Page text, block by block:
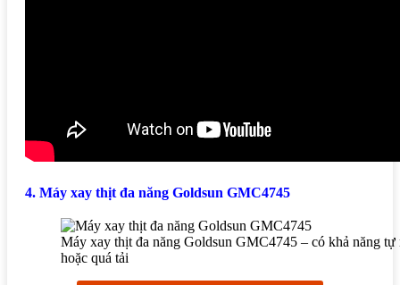
4. Máy xay thịt đa năng Goldsun GMC4745
Máy xay thịt đa năng Goldsun GMC4745 – có khả năng tự
hoặc quá tải